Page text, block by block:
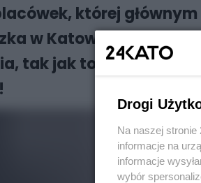
której
w Katowicach, które
tak jak to miało
Drogi
Na naszej
informacje na
informacje
wybór